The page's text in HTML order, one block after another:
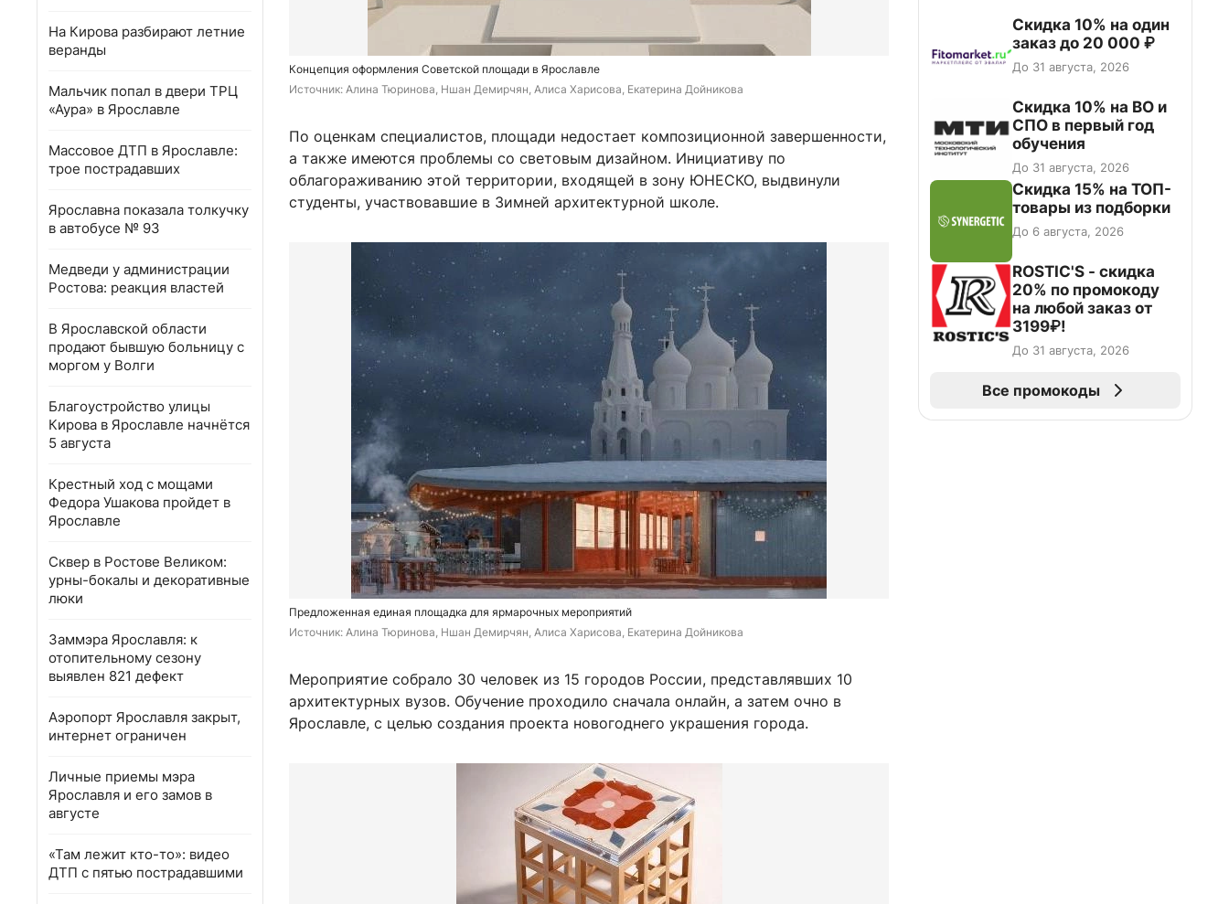
На Кирова разбирают летние
веранды
Мальчик попал в двери ТРЦ
«Аура» в Ярославле
Массовое ДТП в Ярославле:
трое пострадавших
Ярославна показала толкучку
в автобусе № 93
Медведи у администрации
Ростова: реакция властей
В Ярославской области
продают бывшую больницу с
моргом у Волги
Благоустройство улицы
Кирова в Ярославле начнётся
5 августа
Крестный ход с мощами
Федора Ушакова пройдет в
Ярославле
Сквер в Ростове Великом:
урны-бокалы и декоративные
люки
Заммэра Ярославля: к
отопительному сезону
выявлен 821 дефект
Аэропорт Ярославля закрыт,
интернет ограничен
Личные приемы мэра
Ярославля и его замов в
августе
«Там лежит кто-то»: видео
ДТП с пятью пострадавшими
Концепция оформления Советской площади в Ярославле
Источник: Алина Тюринова, Ншан Демирчян, Алиса Харисова, Екатерина Дойникова
По оценкам специалистов, площади недостает композиционной завершенности,
а также имеются проблемы со световым дизайном. Инициативу по
облагораживанию этой территории, входящей в зону ЮНЕСКО, выдвинули
студенты, участвовавшие в Зимней архитектурной школе.
Предложенная единая площадка для ярмарочных мероприятий
Источник: Алина Тюринова, Ншан Демирчян, Алиса Харисова, Екатерина Дойникова
Мероприятие собрало 30 человек из 15 городов России, представлявших 10
архитектурных вузов. Обучение проходило сначала онлайн, а затем очно в
Ярославле, с целью создания проекта новогоднего украшения города.
Скидка 10% на один
заказ до 20 000 ₽
До 31 августа, 2026
Скидка 10% на ВО и
СПО в первый год
обучения
До 31 августа, 2026
Скидка 15% на ТОП-
товары из подборки
До 6 августа, 2026
ROSTIC'S - скидка
20% по промокоду
на любой заказ от
3199₽!
До 31 августа, 2026
Все промокоды